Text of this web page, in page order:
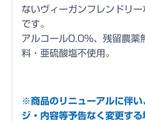
ないヴィーガンフレンドリー
です。
アルコール0.0%、残留農薬
料・亜硫酸塩不使用。
※商品のリニューアルに伴い
ジ・内容等予告なく変更す